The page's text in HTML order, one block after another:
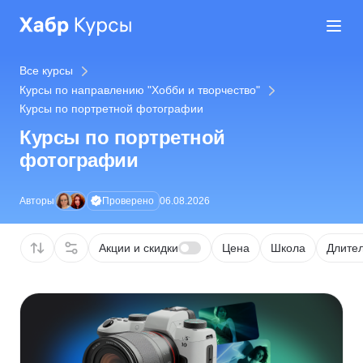
Все курсы
Курсы по направлению "Хобби и творчество"
Курсы по портретной фотографии
Курсы по портретной
фотографии
Авторы Проверено 06.08.2026
Акции и скидки Цена Школа